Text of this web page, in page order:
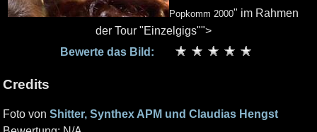
Popkomm 2000" im Rahmen
der Tour "Einzelgigs"">
Bewerte das Bild:
Credits
Foto von Shitter, Synthex APM und Claudias Hengst